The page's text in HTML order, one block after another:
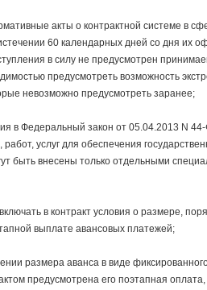
акты о контрактной системе в
60 календарных дней со дня их
в силу не предусмотрен
предусмотреть возможность
невозможно предусмотреть заранее;
в Федеральный закон от 05.04.2013 N
работ, услуг для обеспечения
быть внесены только отдельными
в контракт условия о размере,
выплате авансовых платежей;
размера аванса в виде
предусмотрена его поэтапная